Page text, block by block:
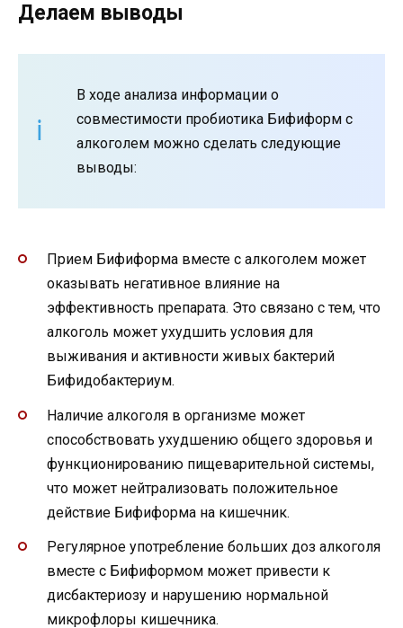
Делаем выводы
В ходе анализа информации о
совместимости пробиотика Бифиформ с
алкоголем можно сделать следующие
выводы:
Прием Бифиформа вместе с алкоголем может
оказывать негативное влияние на
эффективность препарата. Это связано с тем, что
алкоголь может ухудшить условия для
выживания и активности живых бактерий
Бифидобактериум.
Наличие алкоголя в организме может
способствовать ухудшению общего здоровья и
функционированию пищеварительной системы,
что может нейтрализовать положительное
действие Бифиформа на кишечник.
Регулярное употребление больших доз алкоголя
вместе с Бифиформом может привести к
дисбактериозу и нарушению нормальной
микрофлоры кишечника.